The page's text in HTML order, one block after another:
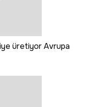
üretiyor Avrupa